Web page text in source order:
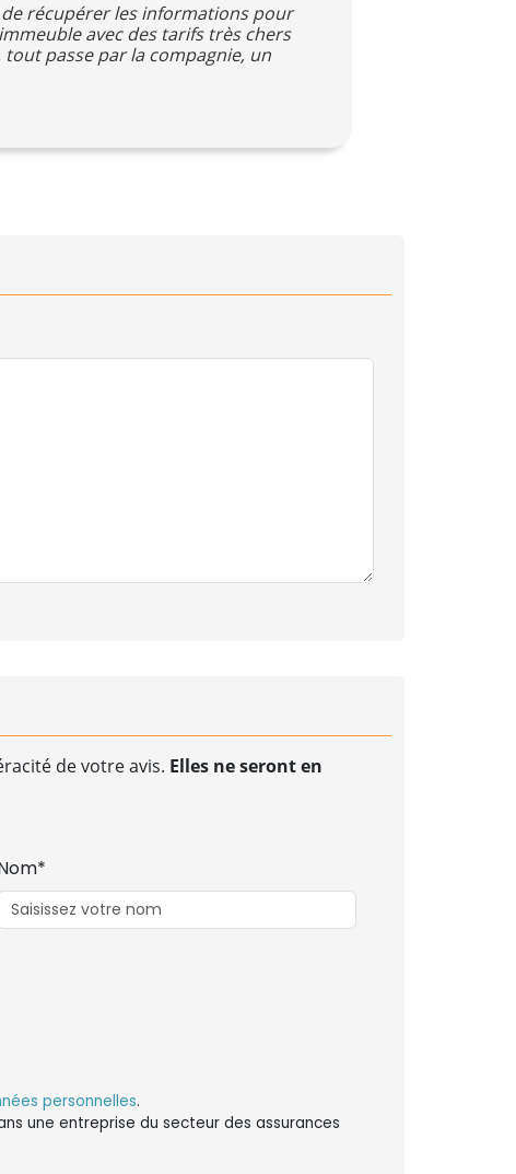
de récupérer les informations pour
avec des tarifs très chers
passe par la compagnie, un
de votre avis. Elles ne seront en
personnelles.
une entreprise du secteur des assurances